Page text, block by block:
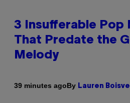
3 Insufferable Pop
That Predate the
Melody
39 minutes agoBy Lauren